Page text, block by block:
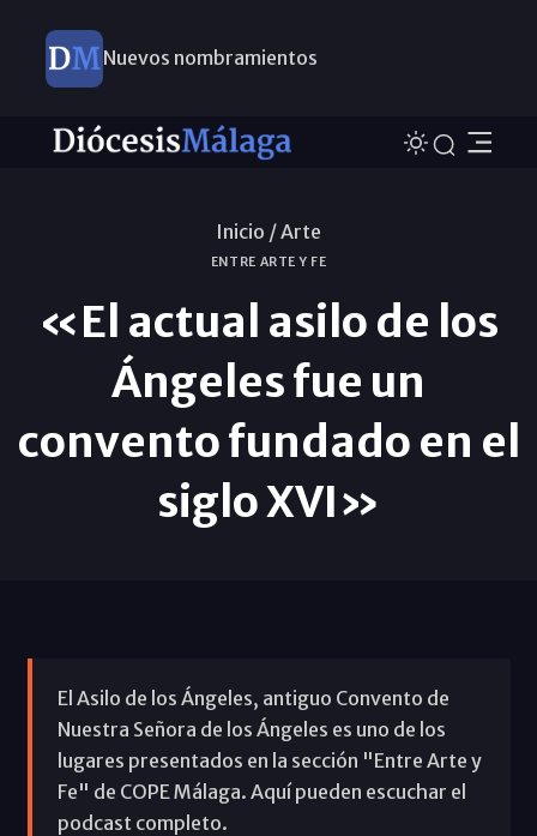
Nuevos nombramientos
Este domingo, Campaña Pro Templos
Inicio /Arte
ENTRE ARTE Y FE
«El actual asilo de los
Ángeles fue un
convento fundado en el
siglo XVI»
El Asilo de los Ángeles, antiguo Convento de
Nuestra Señora de los Ángeles es uno de los
lugares presentados en la sección "Entre Arte y
Fe" de COPE Málaga. Aquí pueden escuchar el
podcast completo.